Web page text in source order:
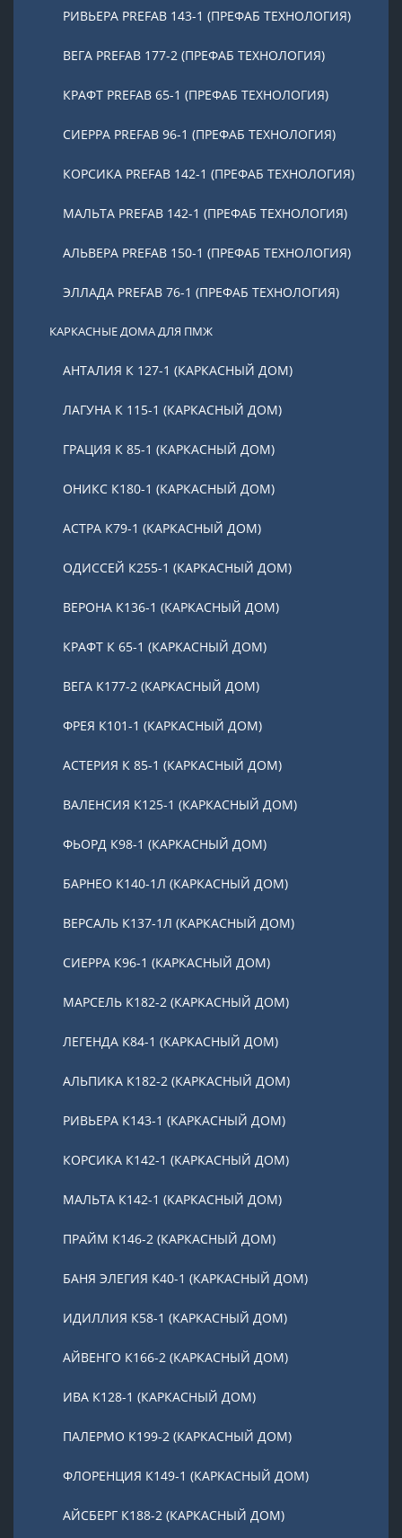
РИВЬЕРА PREFAB 143-1 (ПРЕФАБ ТЕХНОЛОГИЯ)
ВЕГА PREFAB 177-2 (ПРЕФАБ ТЕХНОЛОГИЯ)
КРАФТ PREFAB 65-1 (ПРЕФАБ ТЕХНОЛОГИЯ)
СИЕРРА PREFAB 96-1 (ПРЕФАБ ТЕХНОЛОГИЯ)
КОРСИКА PREFAB 142-1 (ПРЕФАБ ТЕХНОЛОГИЯ)
МАЛЬТА PREFAB 142-1 (ПРЕФАБ ТЕХНОЛОГИЯ)
АЛЬВЕРА PREFAB 150-1 (ПРЕФАБ ТЕХНОЛОГИЯ)
ЭЛЛАДА PREFAB 76-1 (ПРЕФАБ ТЕХНОЛОГИЯ)
КАРКАСНЫЕ ДОМА ДЛЯ ПМЖ
АНТАЛИЯ К 127-1 (КАРКАСНЫЙ ДОМ)
ЛАГУНА К 115-1 (КАРКАСНЫЙ ДОМ)
ГРАЦИЯ К 85-1 (КАРКАСНЫЙ ДОМ)
ОНИКС К180-1 (КАРКАСНЫЙ ДОМ)
АСТРА К79-1 (КАРКАСНЫЙ ДОМ)
ОДИССЕЙ К255-1 (КАРКАСНЫЙ ДОМ)
ВЕРОНА К136-1 (КАРКАСНЫЙ ДОМ)
КРАФТ К 65-1 (КАРКАСНЫЙ ДОМ)
ВЕГА К177-2 (КАРКАСНЫЙ ДОМ)
ФРЕЯ К101-1 (КАРКАСНЫЙ ДОМ)
АСТЕРИЯ К 85-1 (КАРКАСНЫЙ ДОМ)
ВАЛЕНСИЯ К125-1 (КАРКАСНЫЙ ДОМ)
ФЬОРД К98-1 (КАРКАСНЫЙ ДОМ)
БАРНЕО К140-1Л (КАРКАСНЫЙ ДОМ)
ВЕРСАЛЬ К137-1Л (КАРКАСНЫЙ ДОМ)
СИЕРРА К96-1 (КАРКАСНЫЙ ДОМ)
МАРСЕЛЬ К182-2 (КАРКАСНЫЙ ДОМ)
ЛЕГЕНДА К84-1 (КАРКАСНЫЙ ДОМ)
АЛЬПИКА К182-2 (КАРКАСНЫЙ ДОМ)
РИВЬЕРА К143-1 (КАРКАСНЫЙ ДОМ)
КОРСИКА К142-1 (КАРКАСНЫЙ ДОМ)
МАЛЬТА К142-1 (КАРКАСНЫЙ ДОМ)
ПРАЙМ К146-2 (КАРКАСНЫЙ ДОМ)
БАНЯ ЭЛЕГИЯ К40-1 (КАРКАСНЫЙ ДОМ)
ИДИЛЛИЯ К58-1 (КАРКАСНЫЙ ДОМ)
АЙВЕНГО К166-2 (КАРКАСНЫЙ ДОМ)
ИВА К128-1 (КАРКАСНЫЙ ДОМ)
ПАЛЕРМО К199-2 (КАРКАСНЫЙ ДОМ)
ФЛОРЕНЦИЯ К149-1 (КАРКАСНЫЙ ДОМ)
АЙСБЕРГ К188-2 (КАРКАСНЫЙ ДОМ)